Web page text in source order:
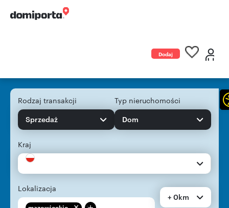
Dodaj
Rodzaj transakcji
Sprzedaż
Typ nieruchomości
Dom
Kraj
Lokalizacja
+ 0km